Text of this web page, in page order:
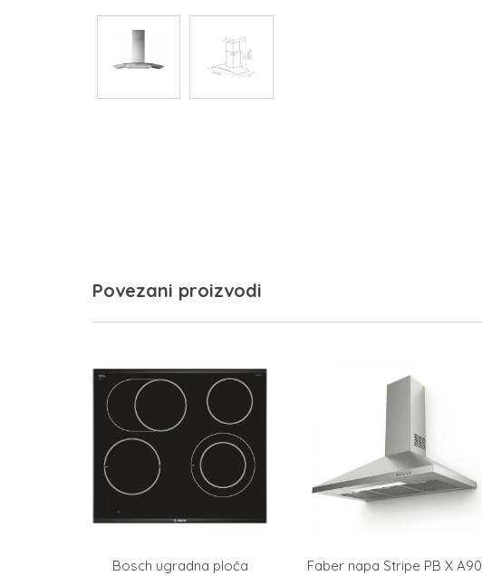
Povezani proizvodi
Bosch ugradna ploča
Faber napa Stripe PB X A90